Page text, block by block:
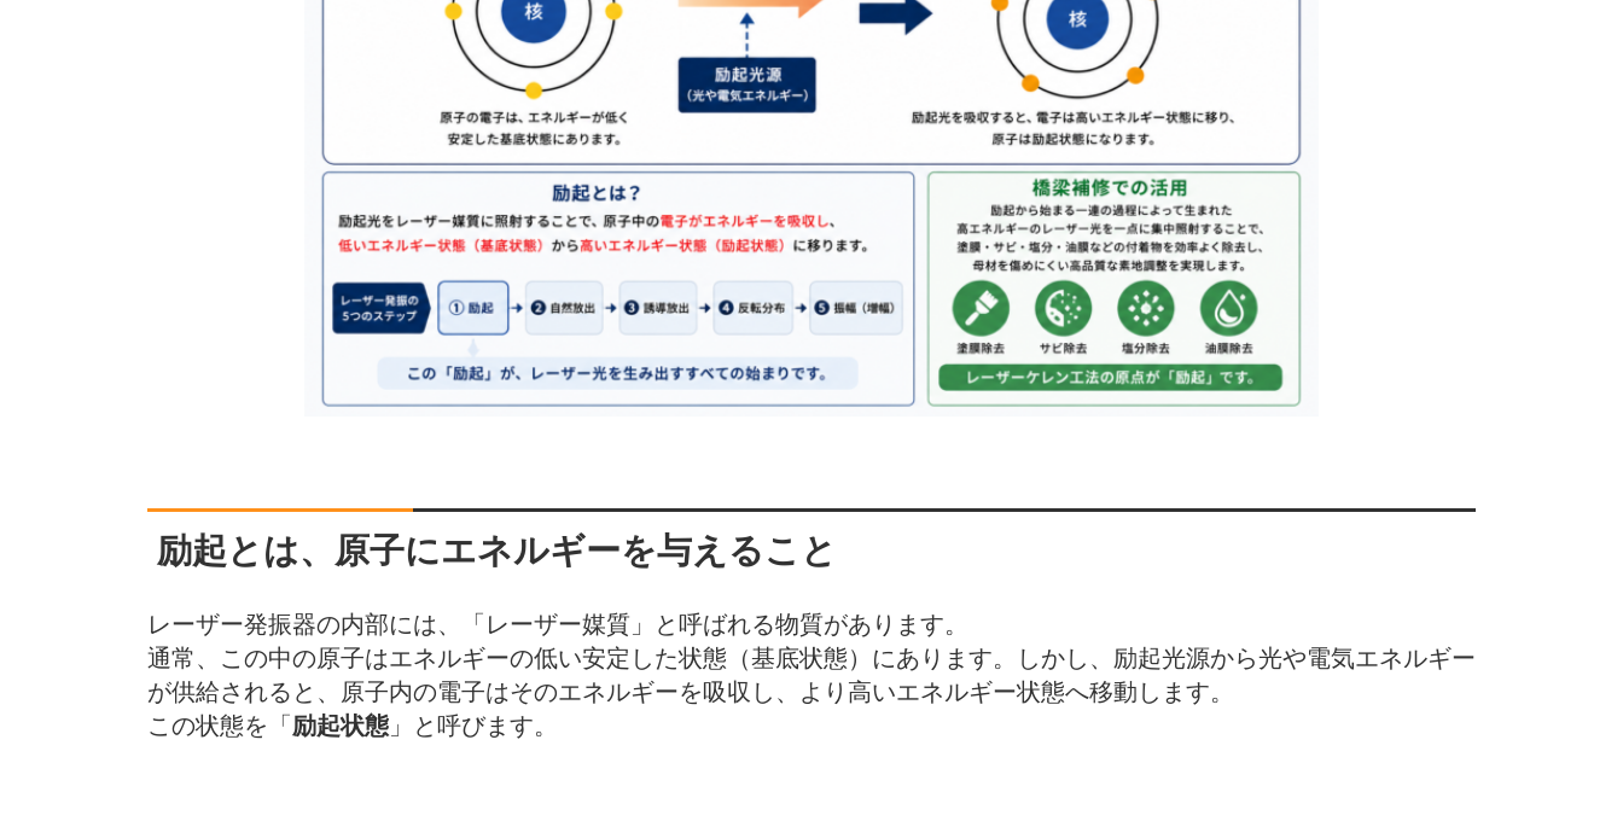
励起とは、原子にエネルギーを与えること
レーザー発振器の内部には、「レーザー媒質」と呼ばれる物質があります。
通常、この中の原子はエネルギーの低い安定した状態（基底状態）にあります。しかし、励起光源から光や電気エネルギー
が供給されると、原子内の電子はそのエネルギーを吸収し、より高いエネルギー状態へ移動します。
この状態を「 励起状態 」と呼びます。